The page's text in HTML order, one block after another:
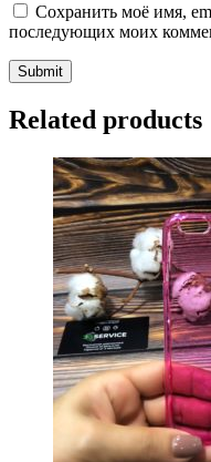
Сохранить моё имя,
последующих моих
Related products